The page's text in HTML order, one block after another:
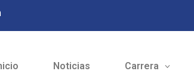
Noticias Carrera